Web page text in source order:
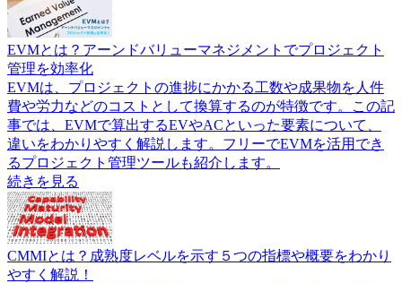
EVMとは？アーンドバリューマネジメントでプロジェクト
管理を効率化
EVMは、プロジェクトの進捗にかかる工数や成果物を人件
費や労力などのコストとして換算するのが特徴です。この記
事では、EVMで算出するEVやACといった要素について、
違いをわかりやすく解説します。フリーでEVMを活用でき
るプロジェクト管理ツールも紹介します。
続きを見る
CMMIとは？成熟度レベルを示す５つの指標や概要をわかり
やすく解説！